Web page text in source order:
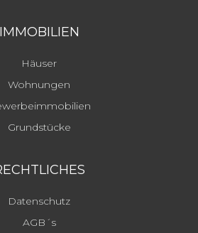
IMMOBILIEN
Häuser
Wohnungen
Grundstücke
Datenschutz
AGB´s